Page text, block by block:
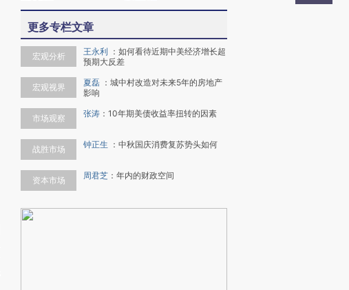
更多专栏文章
宏观分析 王永利 ： 如何看待近期中美经济增长超
预期大反差
宏观视界 夏磊 ： 城中村改造对未来5年的房地产
影响
市场观察 张涛 ： 10年期美债收益率扭转的因素
战胜市场 钟正生 ： 中秋国庆消费复苏势头如何
资本市场 周君芝 ： 年内的财政空间